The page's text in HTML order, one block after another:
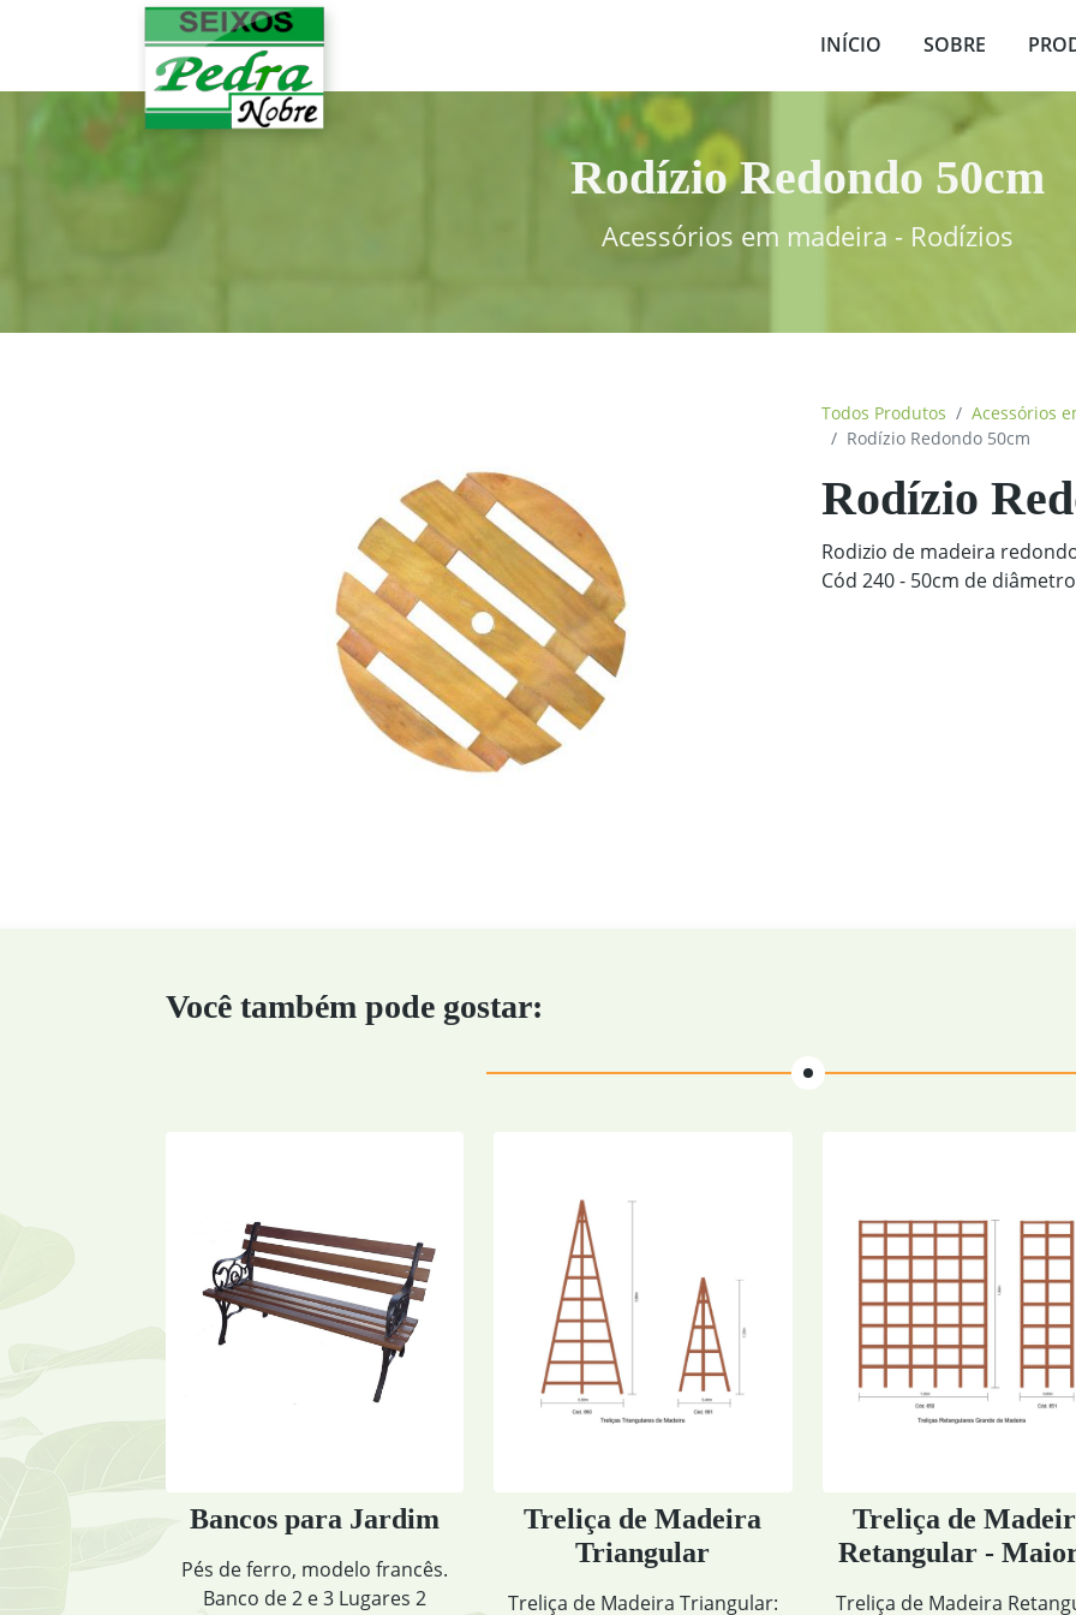
INÍCIO SOBRE
Rodízio Redondo 50cm
Acessórios em madeira - Rodízios
Todos Produtos
Acessórios
Rodízio Redondo 50cm
Rodízio
Rodizio de madeira
Cód 240 - 50cm de diâmetro
Você também pode gostar:
para Jardim
modelo francês.
Treliça de Madeira
Treliça de Madeira Triangular:
Treliça de Madeira
Retangular - Maiores
Treliça de Madeira Retangular
Treliça de
Treliça de Madeira